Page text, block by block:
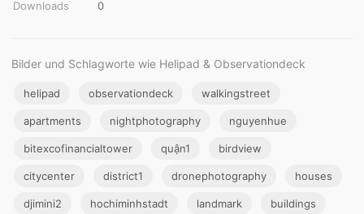
Downloads
0
Bilder und Schlagworte wie Helipad & Observationdeck
helipad observationdeck walkingstreet
apartments nightphotography nguyenhue
bitexcofinancialtower quận1 birdview
citycenter district1 dronephotography houses
djimini2 hochiminhstadt landmark buildings